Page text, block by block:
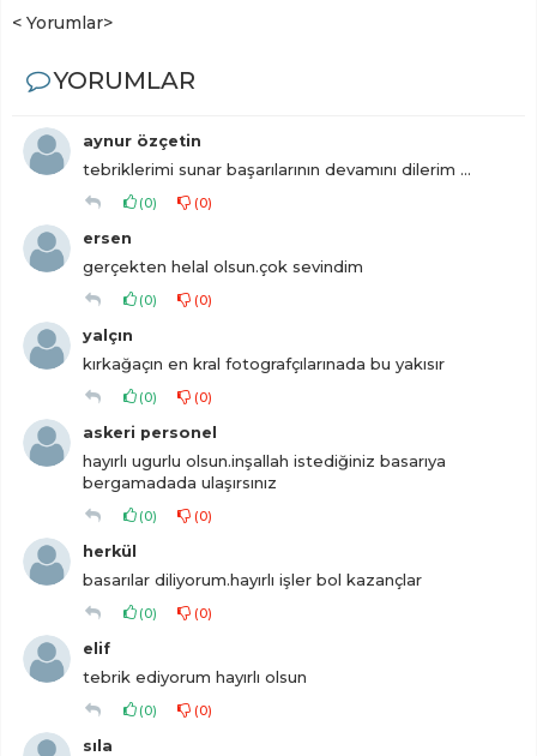
< Yorumlar>
YORUMLAR
aynur özçetin
tebriklerimi sunar başarılarının devamını dilerim ...
(0) (0)
ersen
gerçekten helal olsun.çok sevindim
(0) (0)
yalçın
kırkağaçın en kral fotografçılarınada bu yakısır
(0) (0)
askeri personel
hayırlı ugurlu olsun.inşallah istediğiniz basarıya
bergamadada ulaşırsınız
(0) (0)
herkül
basarılar diliyorum.hayırlı işler bol kazançlar
(0) (0)
elif
tebrik ediyorum hayırlı olsun
(0) (0)
sıla